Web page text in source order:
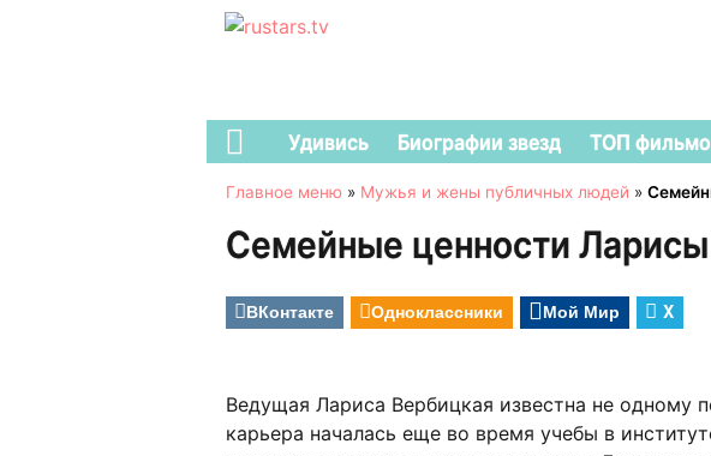
Удивись Биографии звезд ТОП
Главное меню » Мужья и жены публичных людей »
Семейные ценности
ВКонтакте Одноклассники Мой Мир X
Ведущая Лариса Вербицкая известна не одному
карьера началась еще во время учебы в